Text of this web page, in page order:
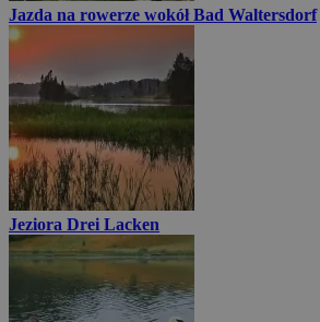
Jazda na rowerze wokół Bad Waltersdorf
Jeziora Drei Lacken